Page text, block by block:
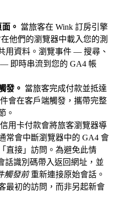
。 當旅客在 Wink 訂房引擎
他們的瀏覽器中載入您的測
用資料。瀏覽事件 — 搜尋、
即時串流到您的 GA4 帳
發。 當旅客完成付款並抵達
會在客戶端觸發，攜帶完整
。
信用卡付款會將旅客瀏覽器導
常會中斷瀏覽器中的 GA4 會
直接」訪問。為避免此情
話識別碼帶入返回網址，並
觸發前重新連接原始會話。
最初的訪問，而非另起新會